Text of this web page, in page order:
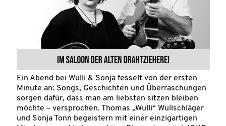
Ein Abend bei Wulli & Sonja fesselt von der ersten
Minute an: Songs, Geschichten und Überraschungen
sorgen dafür, dass man am liebsten sitzen bleiben
möchte – versprochen. Thomas „Wulli“ Wullschläger
und Sonja Tonn begeistern mit einer einzigartigen